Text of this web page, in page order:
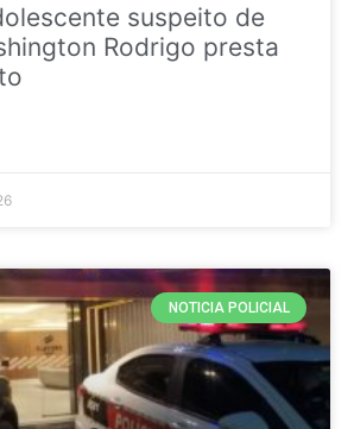
suspeito de
Rodrigo presta
NOTICIA POLICIAL